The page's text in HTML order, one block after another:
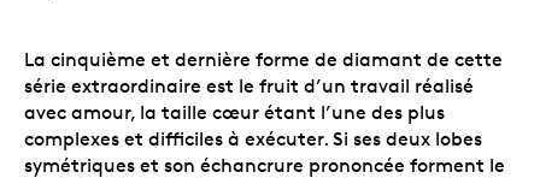
La cinquième et dernière forme de diamant de cette
série extraordinaire est le fruit d’un travail réalisé
avec amour, la taille cœur étant l’une des plus
complexes et difficiles à exécuter. Si ses deux lobes
symétriques et son échancrure prononcée forment le